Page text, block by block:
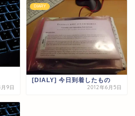
9日
DIARY
[DIALY] 今日到着したもの
2012年6月5日